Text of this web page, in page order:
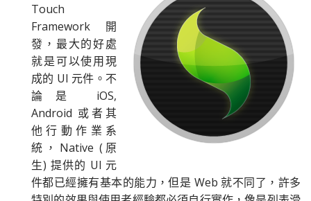
Touch
Framework 開
發，最大的好處
就是可以使用現
成的 UI 元件。不
論是 iOS,
Android 或者其
他行動作業系
統，Native (原
生) 提供的 UI 元
件都已經擁有基本的能力，但是 Web 就不同了，許多